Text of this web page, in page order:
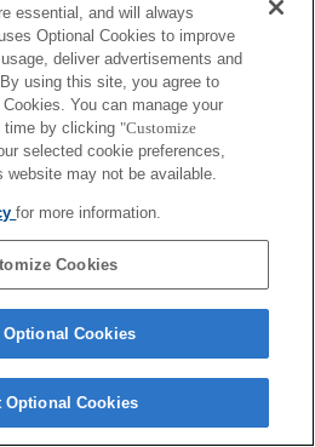
dell'area geografica, alcuni
non essere
Policy
essential, and will always
Optional Cookies to improve
deliver advertisements and
using this site, you agree to
You can manage your
time by clicking "Customize
selected cookie preferences,
may not be available.
for more information.
Cookies
Optional Cookies
Optional Cookies